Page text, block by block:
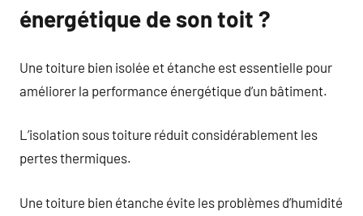
énergétique de son toit ?
Une toiture bien isolée et étanche est essentielle pour
améliorer la performance énergétique d’un bâtiment.
L’isolation sous toiture réduit considérablement les
pertes thermiques.
Une toiture bien étanche évite les problèmes d’humidité